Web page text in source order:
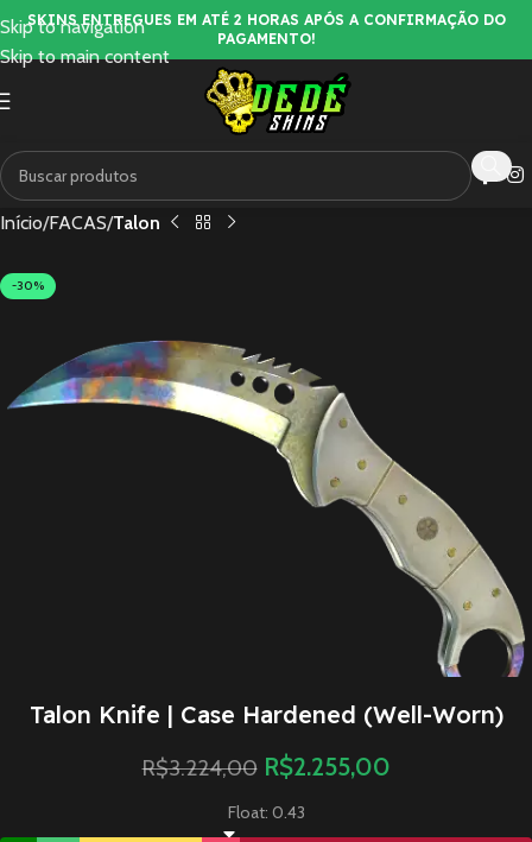
Skip to navigation
Skip to main content
SKINS ENTREGUES EM ATÉ 2 HORAS APÓS A CONFIRMAÇÃO DO
PAGAMENTO!
Início FACAS Talon
-30%
Talon Knife | Case Hardened (Well-Worn)
R$3.224,00 R$2.255,00
Float: 0.43